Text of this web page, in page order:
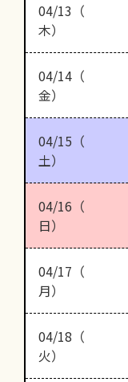
04/13（
木）
04/14（
金）
04/15（
土）
04/16（
日）
04/17（
月）
04/18（
火）